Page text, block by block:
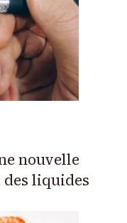
nouvelle
des liquides